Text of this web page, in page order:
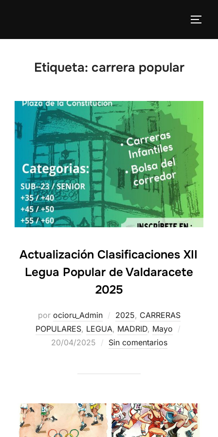
Etiqueta: carrera popular
Actualización Clasificaciones XII
Legua Popular de Valdaracete
2025
por ocioru_Admin 2025, CARRERAS
POPULARES, LEGUA, MADRID, Mayo
20/04/2025
Sin comentarios